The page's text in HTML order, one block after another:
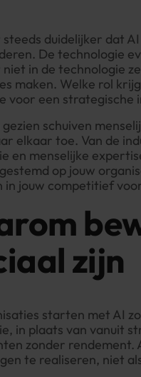
duidelijker dat
De technologie
niet in de technologie
maken. Welke rol
voor een strategische
schuiven
elkaar toe. Van de
en menselijke
op jouw
in jouw competitief
zijn
starten met AI
in plaats van vanuit
zonder rendement.
te realiseren, niet